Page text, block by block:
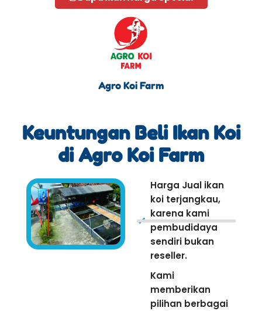
Agro Koi Farm
Keuntungan Beli Ikan Koi
di Agro Koi Farm
Harga Jual ikan
koi terjangkau,
karena kami
pembudidaya
sendiri bukan
reseller.
Kami
memberikan
pilihan berbagai